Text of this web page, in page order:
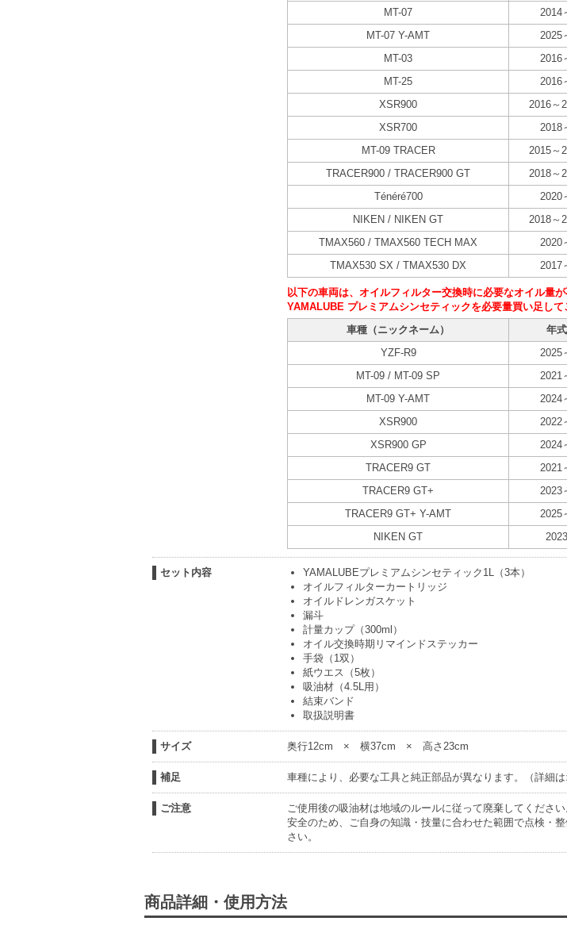
MT-07
2014
MT-07 Y-AMT
2025
MT-03
2016
MT-25
2016
XSR900
2016～
XSR700
2018
MT-09 TRACER
2015～
TRACER900 / TRACER900 GT
2018～
Ténéré700
2020
NIKEN / NIKEN GT
2018～
TMAX560 / TMAX560 TECH MAX
2020
TMAX530 SX / TMAX530 DX
2017
以下の車両は、オイルフィルター交換時に必要なオイル量が
YAMALUBE プレミアムシンセティックを必要量買い足して
車種（ニックネーム）
年式
YZF-R9
2025
MT-09 / MT-09 SP
2021
MT-09 Y-AMT
2024
XSR900
2022
XSR900 GP
2024
TRACER9 GT
2021
TRACER9 GT+
2023
TRACER9 GT+ Y-AMT
2025
NIKEN GT
2023
セット内容
YAMALUBEプレミアムシンセティック1L（3本）
オイルフィルターカートリッジ
オイルドレンガスケット
漏斗
計量カップ（300ml）
オイル交換時期リマインドステッカー
手袋（1双）
紙ウエス（5枚）
吸油材（4.5L用）
結束バンド
取扱説明書
サイズ 奥行12cm × 横37cm × 高さ23cm
補足 車種により、必要な工具と純正部品が異なります。（詳細
ご注意
ご使用後の吸油材は地域のルールに従って廃棄してください
安全のため、ご自身の知識・技量に合わせた範囲で点検・
さい。
商品詳細・使用方法